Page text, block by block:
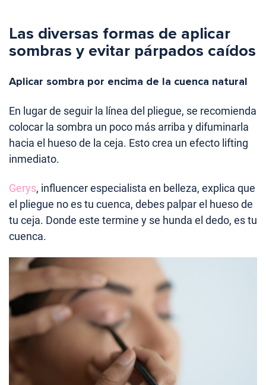
Las diversas formas de aplicar
sombras y evitar párpados caídos
Aplicar sombra por encima de la cuenca natural
En lugar de seguir la línea del pliegue, se recomienda
colocar la sombra un poco más arriba y difuminarla
hacia el hueso de la ceja. Esto crea un efecto lifting
inmediato.
Gerys, influencer especialista en belleza, explica que
el pliegue no es tu cuenca, debes palpar el hueso de
tu ceja. Donde este termine y se hunda el dedo, es tu
cuenca.